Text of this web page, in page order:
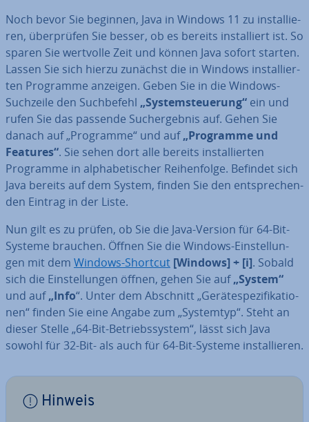
Noch bevor Sie beginnen, Java in Windows 11 zu in­stal­lie­
ren, über­prü­fen Sie besser, ob es bereits in­stal­liert ist. So
sparen Sie wertvolle Zeit und können Java sofort starten.
Lassen Sie sich hierzu zunächst die in Windows in­stal­lier­
ten Programme anzeigen. Geben Sie in die Windows-
Suchzeile den Such­be­fehl „Sys­tem­steue­rung“ ein und
rufen Sie das passende Such­ergeb­nis auf. Gehen Sie
danach auf „Programme“ und auf„Programme und
Features“. Sie sehen dort alle bereits in­stal­lier­ten
Programme in al­pha­be­ti­scher Rei­hen­fol­ge. Befindet sich
Java bereits auf dem System, finden Sie den ent­spre­chen­
den Eintrag in der Liste.
Nun gilt es zu prüfen, ob Sie die Java-Version für 64-Bit-
Systeme brauchen. Öffnen Sie die Windows-Ein­stel­lun­
gen mit dem Windows-Shortcut [Windows] + [i]. Sobald
sich die Ein­stel­lun­gen öffnen, gehen Sie auf„System“
und auf„Info“. Unter dem Abschnitt „Ge­rä­te­spe­zi­fi­ka­tio­
nen“ finden Sie eine Angabe zum „Systemtyp“. Steht an
dieser Stelle „64-Bit-Be­triebs­sys­tem“, lässt sich Java
sowohl für 32-Bit- als auch für 64-Bit-Systeme in­stal­lie­ren.
Hinweis